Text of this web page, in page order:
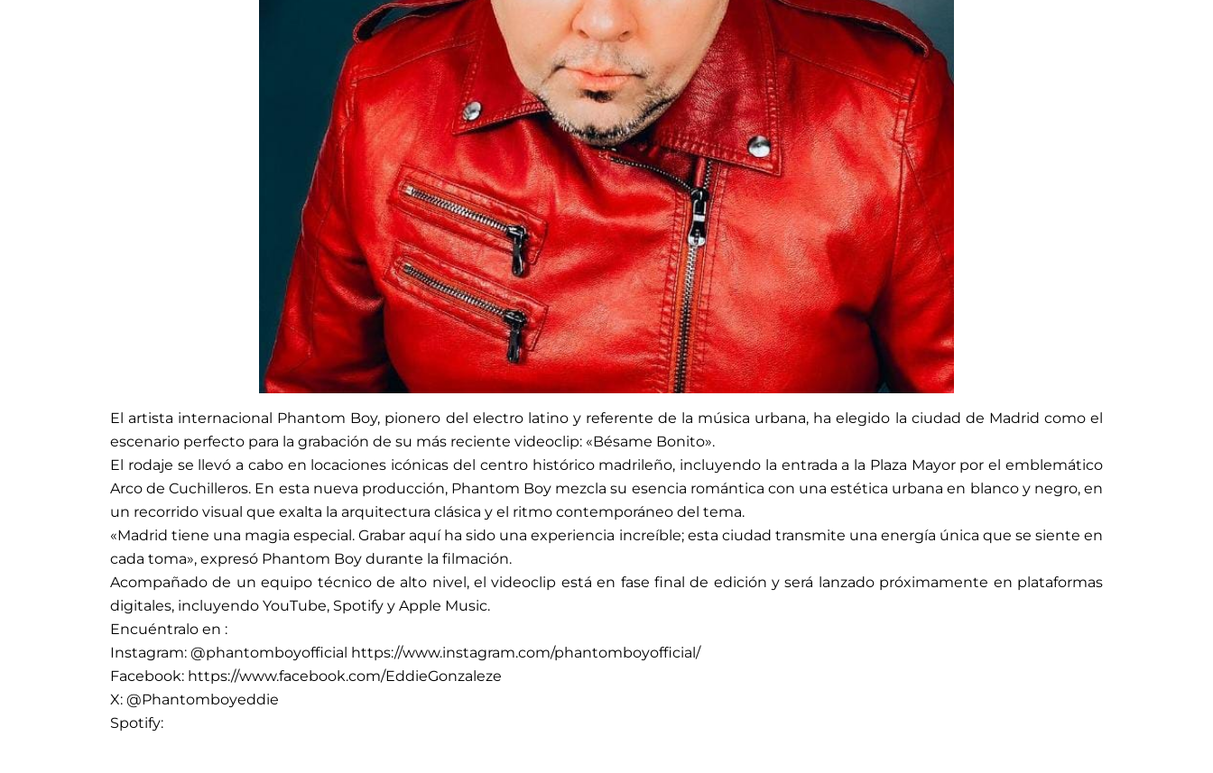
El artista internacional Phantom Boy, pionero del electro latino y referente de la música urbana, ha elegido la ciudad de Madrid como el
escenario perfecto para la grabación de su más reciente videoclip: «Bésame Bonito».
El rodaje se llevó a cabo en locaciones icónicas del centro histórico madrileño, incluyendo la entrada a la Plaza Mayor por el emblemático
Arco de Cuchilleros. En esta nueva producción, Phantom Boy mezcla su esencia romántica con una estética urbana en blanco y negro, en
un recorrido visual que exalta la arquitectura clásica y el ritmo contemporáneo del tema.
«Madrid tiene una magia especial. Grabar aquí ha sido una experiencia increíble; esta ciudad transmite una energía única que se siente en
cada toma», expresó Phantom Boy durante la filmación.
Acompañado de un equipo técnico de alto nivel, el videoclip está en fase final de edición y será lanzado próximamente en plataformas
digitales, incluyendo YouTube, Spotify y Apple Music.
Encuéntralo en :
Instagram: @phantomboyofficial https://www.instagram.com/phantomboyofficial/
Facebook: https://www.facebook.com/EddieGonzaleze
X: @Phantomboyeddie
Spotify: